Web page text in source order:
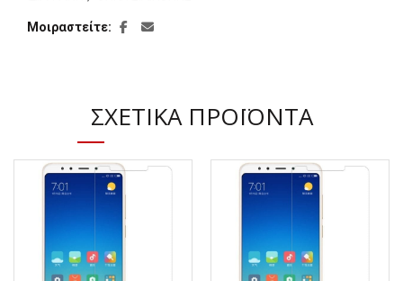
Μοιραστείτε
ΣΧΕΤΙΚΆ ΠΡΟΪΌΝΤΑ